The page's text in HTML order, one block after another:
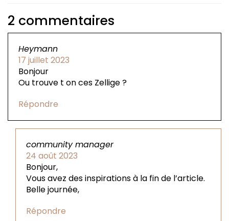
2 commentaires
Heymann
17 juillet 2023
Bonjour
Ou trouve t on ces Zellige ?
Répondre
community manager
24 août 2023
Bonjour,
Vous avez des inspirations à la fin de l’article.
Belle journée,
Répondre